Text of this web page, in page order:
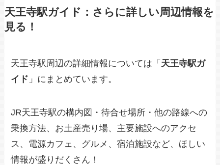
天王寺駅ガイド：さらに詳しい周辺情報を
見る！
天王寺駅周辺の詳細情報については「 天王寺駅ガ
イド 」にまとめています。
JR天王寺駅の構内図・待合せ場所・他の路線への
乗換方法、お土産売り場、主要施設へのアクセ
ス、電源カフェ、グルメ、宿泊施設など、ほしい
情報が盛りだくさん！